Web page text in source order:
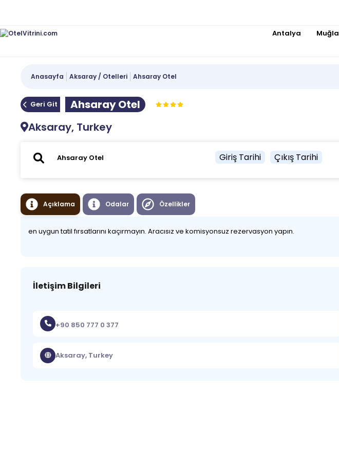
Antalya Muğla
Anasayfa Aksaray / Otelleri Ahsaray Otel
Geri Git
Ahsaray Otel
Aksaray, Turkey
Giriş Tarihi Çıkış Tarihi
Açıklama Odalar Özellikler
en uygun tatil fırsatlarını kaçırmayın. Aracısız ve komisyonsuz rezervasyon yapın.
İletişim Bilgileri
+90 850 777 0 377
Aksaray, Turkey